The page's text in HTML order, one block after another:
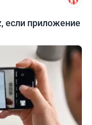
если приложение